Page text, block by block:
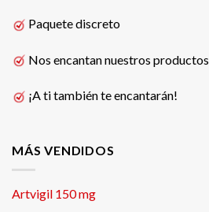
Paquete discreto
Nos encantan nuestros productos
¡A ti también te encantarán!
MÁS VENDIDOS
Artvigil 150 mg